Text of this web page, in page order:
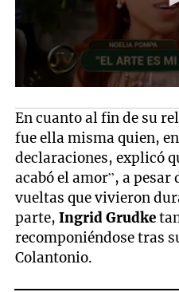
En cuanto al fin de su
fue ella misma quien,
declaraciones, explicó
acabó el amor”, a
vueltas que vivieron
parte,Ingrid Grudke
recomponiéndose tras
Colantonio.